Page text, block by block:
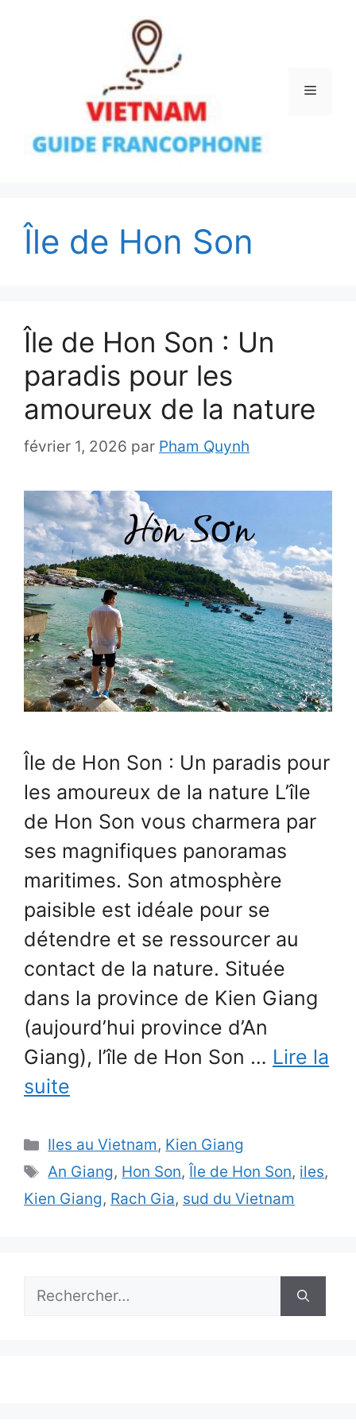
Menu
Île de Hon Son
Île de Hon Son : Un
paradis pour les
amoureux de la nature
février 1, 2026 par Pham Quynh
Île de Hon Son : Un paradis pour
les amoureux de la nature L’île
de Hon Son vous charmera par
ses magnifiques panoramas
maritimes. Son atmosphère
paisible est idéale pour se
détendre et se ressourcer au
contact de la nature. Située
dans la province de Kien Giang
(aujourd’hui province d’An
Giang), l’île de Hon Son … Lire la
suite
Catégories
Iles au Vietnam, Kien Giang
Étiquettes
An Giang, Hon Son, Île de Hon Son, iles,
Kien Giang, Rach Gia, sud du Vietnam
Rechercher :